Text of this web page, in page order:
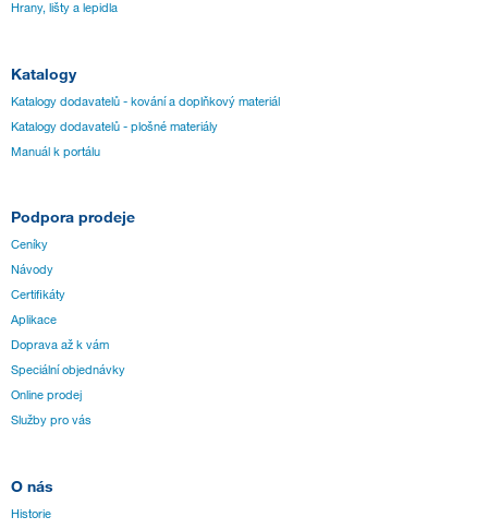
Hrany, lišty a lepidla
Katalogy
Katalogy dodavatelů - kování a doplňkový materiál
Katalogy dodavatelů - plošné materiály
Manuál k portálu
Podpora prodeje
Ceníky
Návody
Certifikáty
Aplikace
Doprava až k vám
Speciální objednávky
Online prodej
Služby pro vás
O nás
Historie